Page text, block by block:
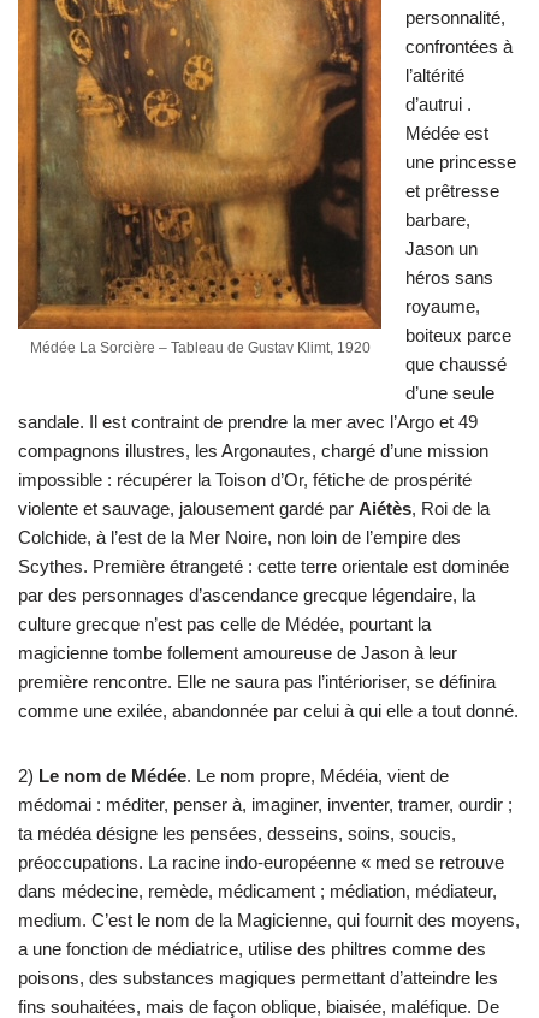
Médée La Sorcière – Tableau de Gustav Klimt, 1920
personnalité,
confrontées à
l’altérité
d’autrui .
Médée est
une princesse
et prêtresse
barbare,
Jason un
héros sans
royaume,
boiteux parce
que chaussé
d’une seule
sandale. Il est contraint de prendre la mer avec l’Argo et 49
compagnons illustres, les Argonautes, chargé d’une mission
impossible : récupérer la Toison d’Or, fétiche de prospérité
violente et sauvage, jalousement gardé par Aiétès, Roi de la
Colchide, à l’est de la Mer Noire, non loin de l’empire des
Scythes. Première étrangeté : cette terre orientale est dominée
par des personnages d’ascendance grecque légendaire, la
culture grecque n’est pas celle de Médée, pourtant la
magicienne tombe follement amoureuse de Jason à leur
première rencontre. Elle ne saura pas l’intérioriser, se définira
comme une exilée, abandonnée par celui à qui elle a tout donné.
2) Le nom de Médée. Le nom propre, Médéia, vient de
médomai : méditer, penser à, imaginer, inventer, tramer, ourdir ;
ta médéa désigne les pensées, desseins, soins, soucis,
préoccupations. La racine indo-européenne « med se retrouve
dans médecine, remède, médicament ; médiation, médiateur,
medium. C’est le nom de la Magicienne, qui fournit des moyens,
a une fonction de médiatrice, utilise des philtres comme des
poisons, des substances magiques permettant d’atteindre les
fins souhaitées, mais de façon oblique, biaisée, maléfique. De